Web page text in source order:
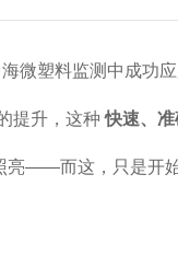
微塑料监测中成功
提升，这种快速、
亮——而这，只是开